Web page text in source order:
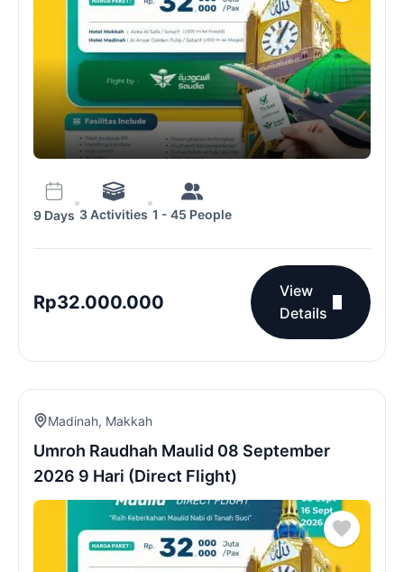
9 Days 3 Activities 1 - 45 People
Rp32.000.000
View
Details
Madinah, Makkah
Umroh Raudhah Maulid 08 September
2026 9 Hari (Direct Flight)